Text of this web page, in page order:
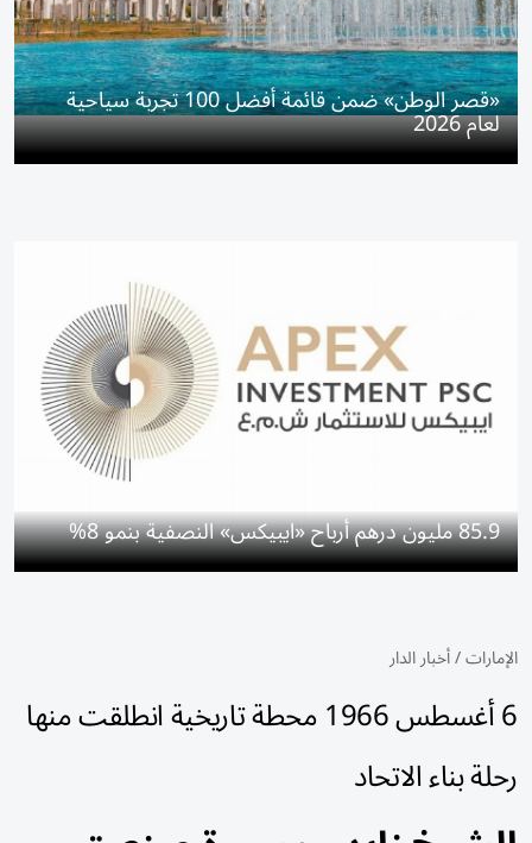
«قصر الوطن» ضمن قائمة أفضل 100 تجربة سياحية
لعام 2026
85.9 مليون درهم أرباح «ايبيكس» النصفية بنمو 8%
الإمارات/أخبار الدار
6 أغسطس 1966 محطة تاريخية انطلقت منها
رحلة بناء الاتحاد